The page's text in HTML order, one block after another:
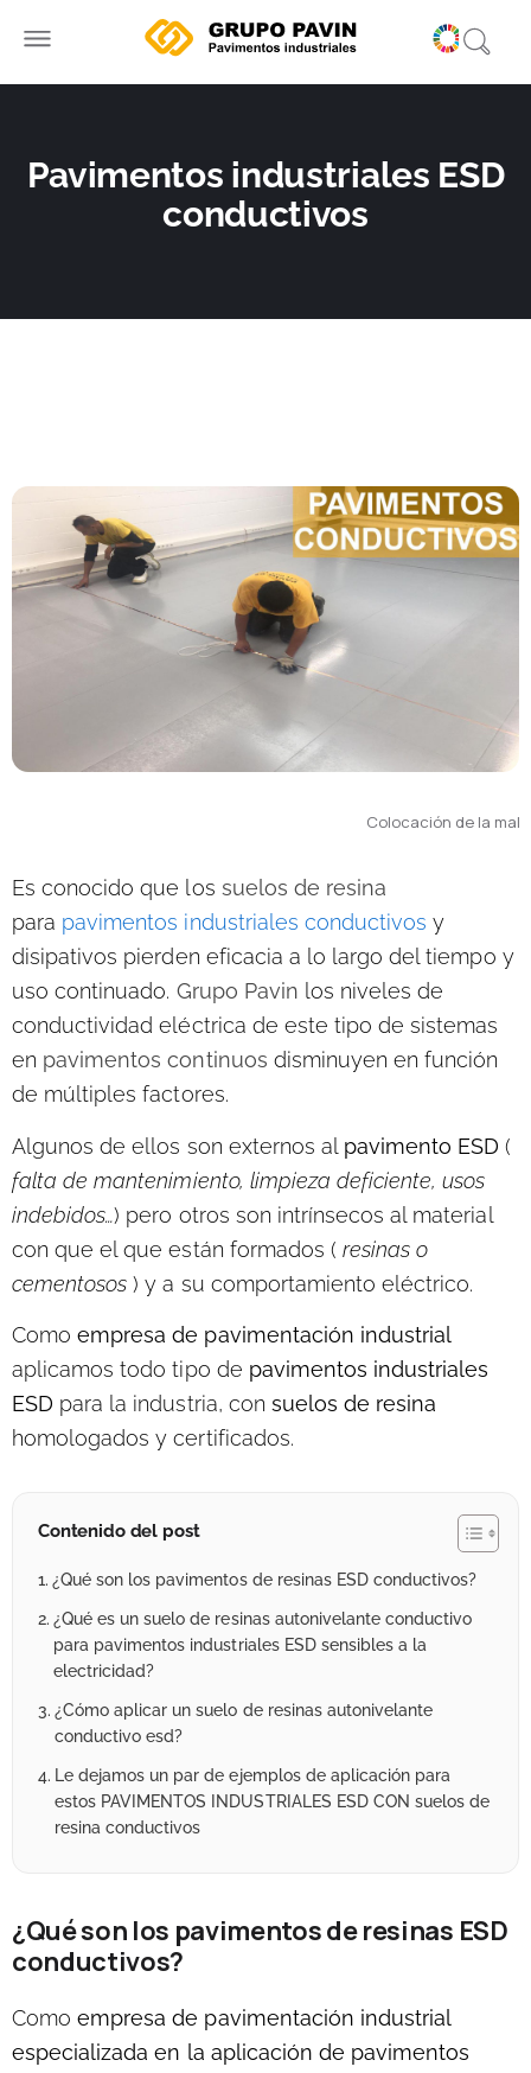
Pavimentos industriales ESD
conductivos
Colocación de la
Es conocido que los suelos de resina
para pavimentos industriales conductivos y
disipativos pierden eficacia a lo largo del tiempo y
uso continuado. Grupo Pavin los niveles de
conductividad eléctrica de este tipo de sistemas
en pavimentos continuos disminuyen en función
de múltiples factores.
Algunos de ellos son externos al pavimento ESD (
falta de mantenimiento, limpieza deficiente, usos
indebidos…) pero otros son intrínsecos al material
con que el que están formados ( resinas o
cementosos ) y a su comportamiento eléctrico.
Comoempresa de pavimentación industrial
aplicamos todo tipo de pavimentos industriales
ESD para la industria, con suelos de resina
homologados y certificados.
Contenido del post
¿Qué son los pavimentos de resinas ESD conductivos?
¿Qué es un suelo de resinas autonivelante conductivo
para pavimentos industriales ESD sensibles a la
electricidad?
¿Cómo aplicar un suelo de resinas autonivelante
conductivo esd?
Le dejamos un par de ejemplos de aplicación para
estos PAVIMENTOS INDUSTRIALES ESD CON suelos de
resina conductivos
¿Qué son los pavimentos de resinas ESD
conductivos?
Comoempresa de pavimentación industrial
especializada en la aplicación de pavimentos